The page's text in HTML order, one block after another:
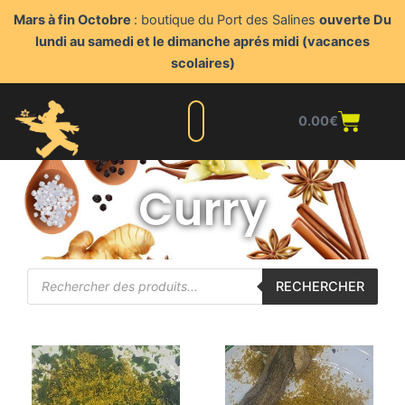
Mars à fin Octobre : boutique du Port des Salines ouverte Du
lundi au samedi et le dimanche aprés midi (vacances
scolaires)
0.00€
Curry
RECHERCHER
de
prix :
2.90€
Ce
produit
a
de
prix :
2.80€
Ce
produit
a